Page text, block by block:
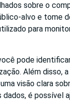
sobre o
alvo e tome
para
pode
Além
visão clara
é possível